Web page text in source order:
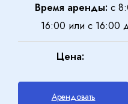
Время аренды: с
16:00 или с 16:00
Цена:
Арендовать